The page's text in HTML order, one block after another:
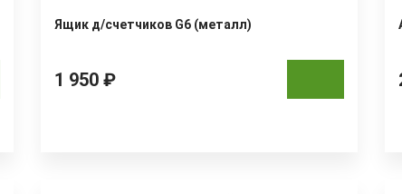
Ящик д/счетчиков G6 (металл)
1 950 ₽